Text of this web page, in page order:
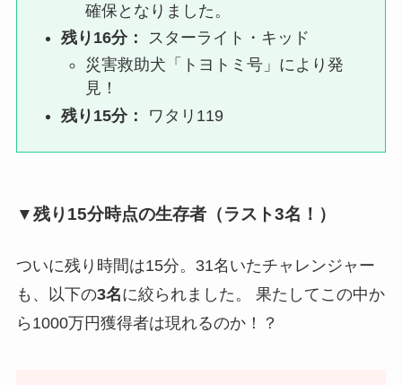
確保となりました。
残り16分：
スターライト・キッド
災害救助犬「トヨトミ号」により発
見！
残り15分：
ワタリ119
▼残り15分時点の生存者（ラスト3名！）
ついに残り時間は15分。31名いたチャレンジャー
も、以下の3名に絞られました。 果たしてこの中か
ら1000万円獲得者は現れるのか！？